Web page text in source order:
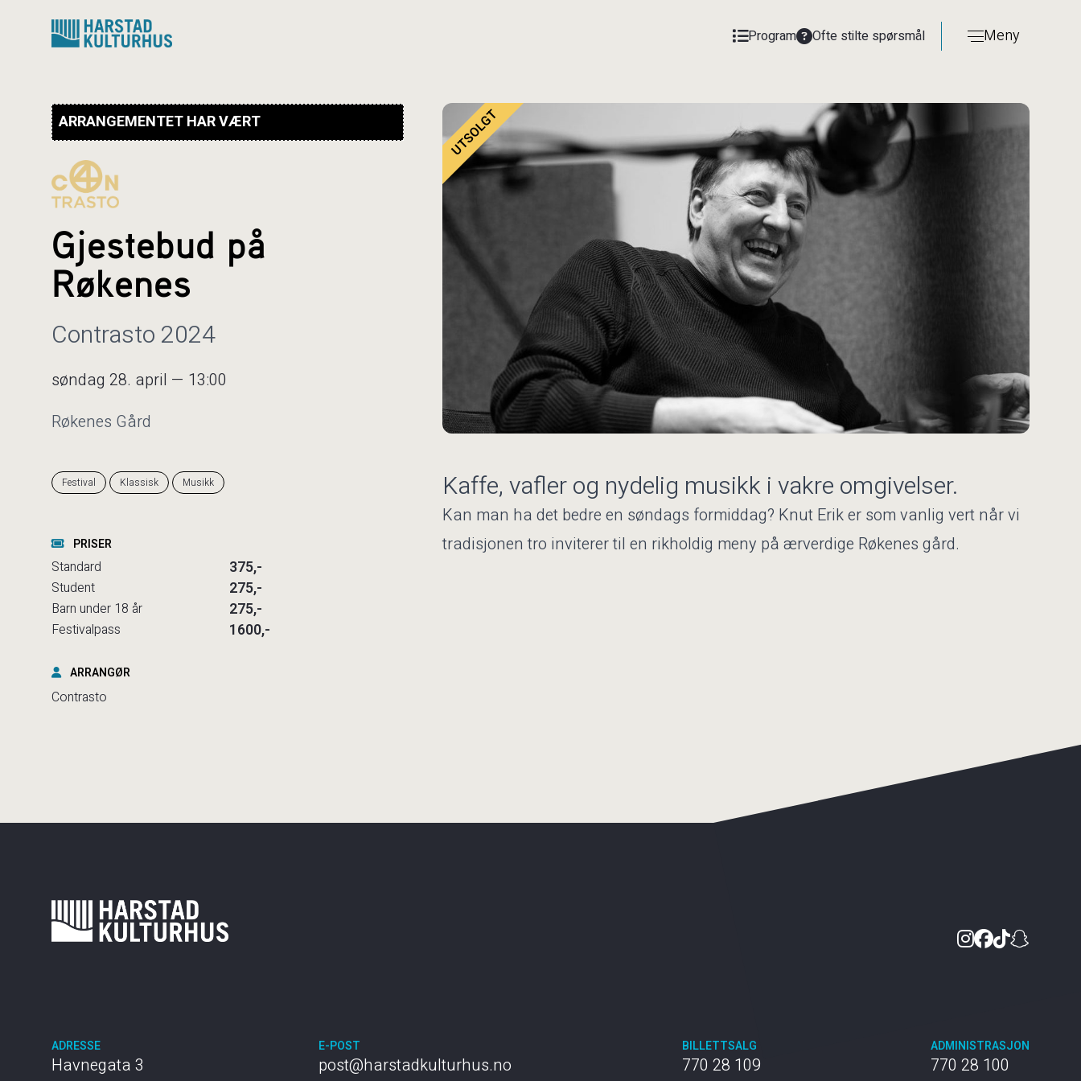
Program Ofte stilte spørsmål Meny
ARRANGEMENTET HAR VÆRT
Gjestebud på
Røkenes
Contrasto 2024
søndag 28. april — 13:00
Røkenes Gård
Kaffe, vafler og nydelig musikk i vakre omgivelser.
Kan man ha det bedre en søndags formiddag? Knut Erik er som vanlig vert når vi
tradisjonen tro inviterer til en rikholdig meny på ærverdige Røkenes gård.
Festival Klassisk Musikk
PRISER
Standard 375,-
Student 275,-
Barn under 18 år 275,-
Festivalpass 1600,-
ARRANGØR
Contrasto
Instagram
Facebook
TikTok
ADRESSE
Havnegata 3
E-POST
post@harstadkulturhus.no
BILLETTSALG
770 28 109
ADMINISTRASJON
770 28 100